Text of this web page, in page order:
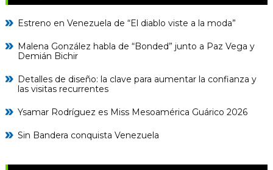
Estreno en Venezuela de “El diablo viste a la moda”
Malena González habla de “Bonded” junto a Paz Vega y
Demián Bichir
Detalles de diseño: la clave para aumentar la confianza y
las visitas recurrentes
Ysamar Rodríguez es Miss Mesoamérica Guárico 2026
Sin Bandera conquista Venezuela